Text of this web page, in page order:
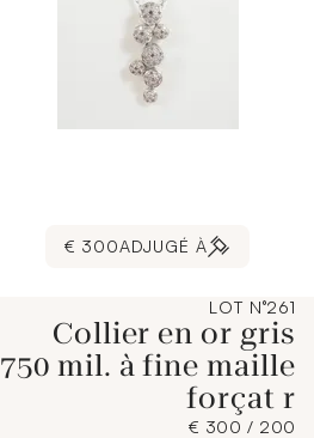
ADJUGÉ À
300 €
LOT N°261
Collier en or gris
750 mil. à fine maille
forçat r
200 / 300 €